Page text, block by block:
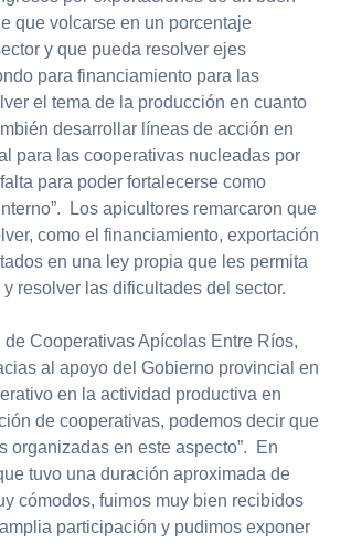
que volcarse en un porcentaje
y que pueda resolver ejes
para financiamiento para las
el tema de la producción en cuanto
desarrollar líneas de acción en
para las cooperativas nucleadas por
para poder fortalecerse como
Los apicultores remarcaron que
como el financiamiento, exportación
en una ley propia que les permita
resolver las dificultades del sector.
Cooperativas Apícolas Entre Ríos,
al apoyo del Gobierno provincial en
en la actividad productiva en
de cooperativas, podemos decir que
organizadas en este aspecto”. En
tuvo una duración aproximada de
cómodos, fuimos muy bien recibidos
participación y pudimos exponer